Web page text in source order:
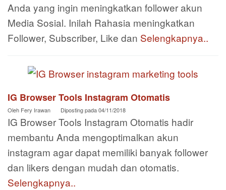
Anda yang ingin meningkatkan follower akun
Media Sosial. Inilah Rahasia meningkatkan
Follower, Subscriber, Like dan Selengkapnya..
IG Browser Tools Instagram Otomatis
Oleh Fery Irawan Diposting pada04/11/2018
IG Browser Tools Instagram Otomatis hadir
membantu Anda mengoptimalkan akun
instagram agar dapat memiliki banyak follower
dan likers dengan mudah dan otomatis.
Selengkapnya..